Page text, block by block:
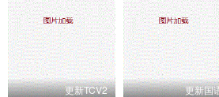
更新TCV2 更新国